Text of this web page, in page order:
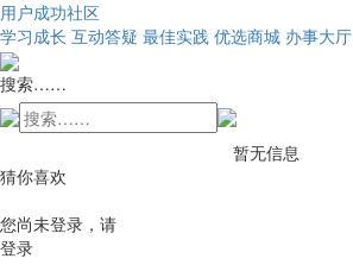
用户成功社区
学习成长 互动答疑 最佳实践 优选商城 办事大厅
搜索……
暂无信息
猜你喜欢
您尚未登录，请
登录